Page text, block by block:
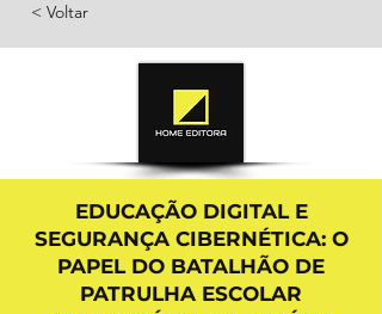
< Voltar
EDUCAÇÃO DIGITAL E
SEGURANÇA CIBERNÉTICA: O
PAPEL DO BATALHÃO DE
PATRULHA ESCOLAR